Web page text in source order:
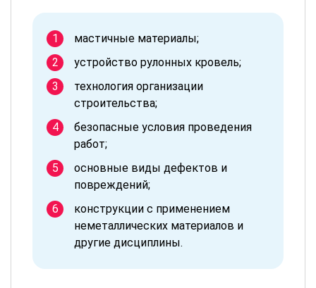
мастичные материалы;
устройство рулонных кровель;
технология организации
строительства;
безопасные условия проведения
работ;
основные виды дефектов и
повреждений;
конструкции с применением
неметаллических материалов и
другие дисциплины.